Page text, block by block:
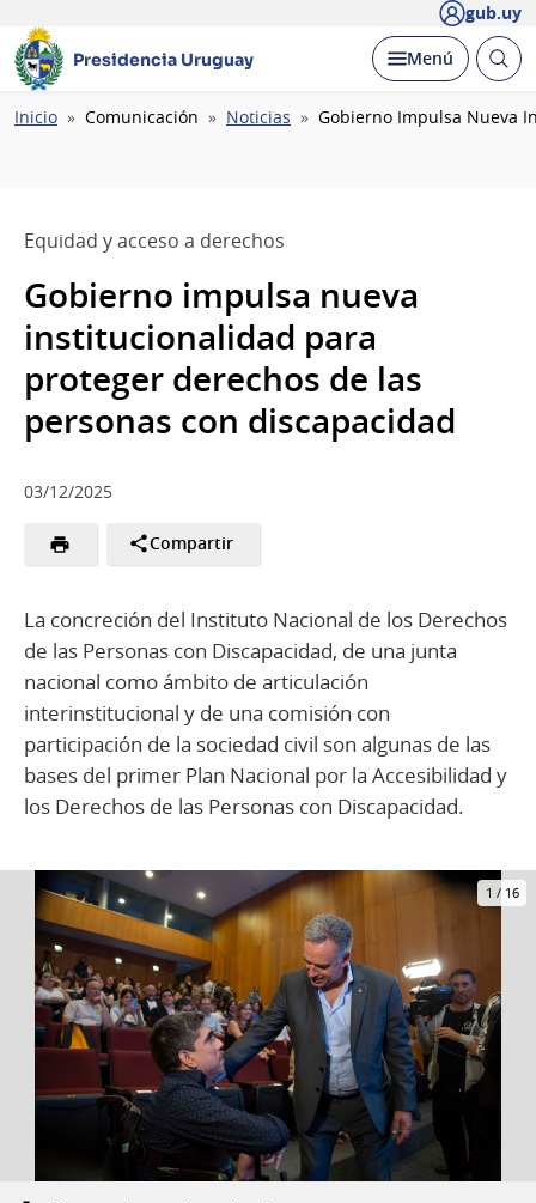
gub.uy
Presidencia Uruguay Desplegar
Menú Abrir
Ruta
Inicio Comunicación Noticias Gobierno Impulsa Nueva
Equidad y acceso a derechos
Gobierno impulsa nueva
institucionalidad para
proteger derechos de las
personas con discapacidad
03/12/2025
Compartir
La concreción del Instituto Nacional de los Derechos
de las Personas con Discapacidad, de una junta
nacional como ámbito de articulación
interinstitucional y de una comisión con
participación de la sociedad civil son algunas de las
bases del primer Plan Nacional por la Accesibilidad y
los Derechos de las Personas con Discapacidad.
1 / 16